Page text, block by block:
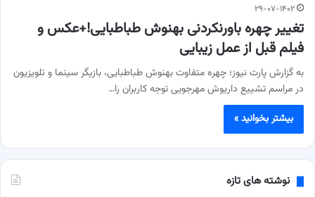
۲۹-۰۷-۱۴۰۲
تغییر چهره باورنکردنی بهنوش طباطبایی!+عکس و
فیلم قبل از عمل زیبایی
به گزارش پارت نیوز؛ چهره متفاوت بهنوش طباطبایی، بازیگر سینما و تلویزیون
در مراسم تشییع داریوش مهرجویی توجه کاربران را…
بیشتر بخوانید »
نوشته های تازه